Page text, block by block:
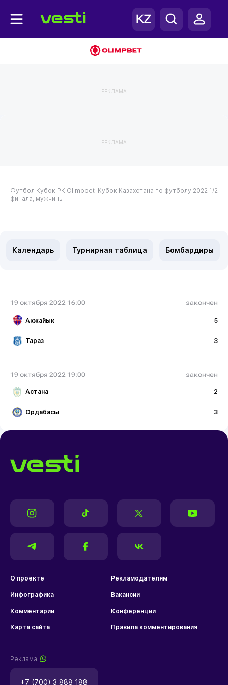
РЕКЛАМА
РЕКЛАМА
Футбол Кубок РК Olimpbet-Кубок Казахстана по футболу 2022 1/2
финала, мужчины
Календарь Турнирная таблица Бомбардиры
19 октября 2022 16:00 закончен
Акжайык 5
Тараз 3
19 октября 2022 19:00 закончен
Астана 2
Ордабасы 3
О проекте Рекламодателям
Инфографика Вакансии
Комментарии Конференции
Карта сайта Правила комментирования
Реклама
+7 (700) 3 888 188